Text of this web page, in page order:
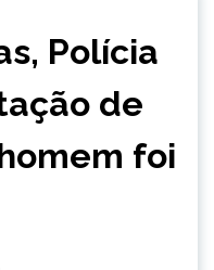
Polícia
de
foi